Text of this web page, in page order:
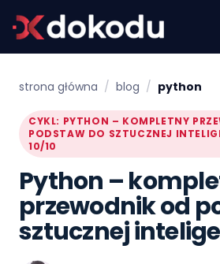
strona główna / blog / python
CYKL: PYTHON – KOMPLETNY
PODSTAW DO SZTUCZNEJ
10/10
Python –
przewodnik od
sztucznej